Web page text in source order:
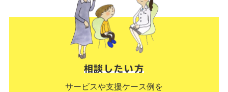
相談したい方
サービスや支援ケース例を